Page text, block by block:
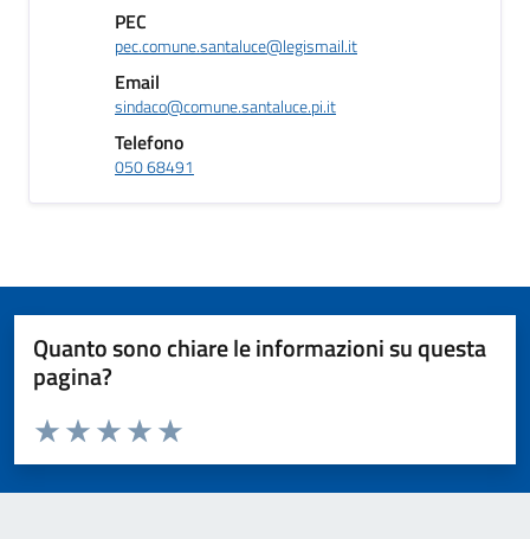
PEC
pec.comune.santaluce@legismail.it
Email
sindaco@comune.santaluce.pi.it
Telefono
050 68491
Quanto sono chiare le informazioni su questa
pagina?
Valuta da 1 a 5 stelle la pagina
Valuta 5 stelle su 5
Valuta 4 stelle su 5
Valuta 3 stelle su 5
Valuta 2 stelle su 5
Valuta 1 stelle su 5